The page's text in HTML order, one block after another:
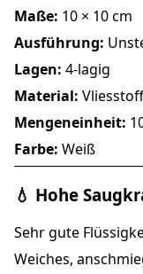
Maße: 10 × 10 cm
Ausführung:
Lagen: 4-lagig
Material: Vliesstoff
Mengeneinheit:
Farbe: Weiß
💧 Hohe
Sehr gute
Weiches,